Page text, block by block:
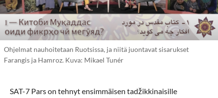
Ohjelmat nauhoitetaan Ruotsissa, ja niitä juontavat sisarukset
Farangis ja Hamroz. Kuva: Mikael Tunér
SAT-7 Pars on tehnyt ensimmäisen tadžikkinaisille